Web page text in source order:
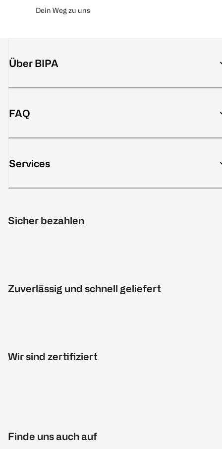
Dein Weg zu uns
Über BIPA
FAQ
Services
Sicher bezahlen
Zuverlässig und schnell geliefert
Wir sind zertifiziert
Finde uns auch auf